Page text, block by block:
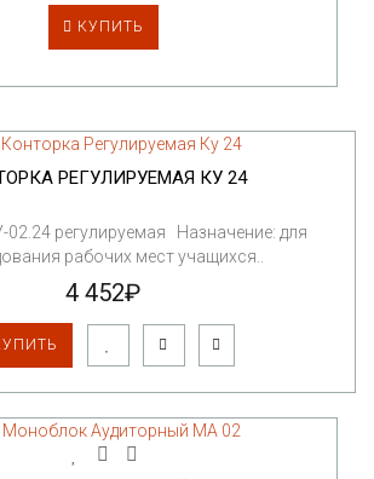
КУПИТЬ
РЕГУЛИРУЕМАЯ КУ 24
02.24 регулируемая Назначение: для
рабочих мест учащихся..
4 452₽